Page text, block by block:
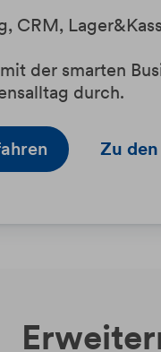
CRM,
der smarten
durch.
Zu